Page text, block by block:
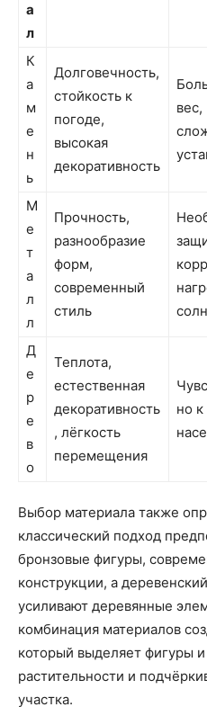
а
л
К
а
м
е
н
ь
Долговечность,
стойкость к
погоде,
высокая
декоративность
вес,
М
е
т
а
л
л
Прочность,
разнообразие
форм,
современный
стиль
Д
е
р
е
в
о
Теплота,
естественная
декоративность
, лёгкость
перемещения
но к
Выбор материала также
классический подход
бронзовые фигуры,
конструкции, а
усиливают деревянные
комбинация материалов
который выделяет фигуры
растительности и
участка.